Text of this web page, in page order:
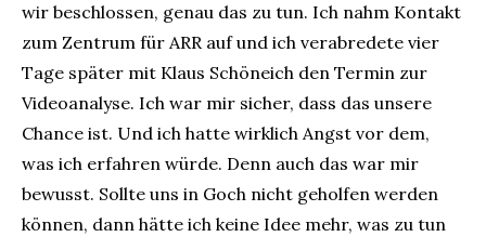
wir beschlossen, genau das zu tun. Ich nahm Kontakt
zum Zentrum für ARR auf und ich verabredete vier
Tage später mit Klaus Schöneich den Termin zur
Videoanalyse. Ich war mir sicher, dass das unsere
Chance ist. Und ich hatte wirklich Angst vor dem,
was ich erfahren würde. Denn auch das war mir
bewusst. Sollte uns in Goch nicht geholfen werden
können, dann hätte ich keine Idee mehr, was zu tun